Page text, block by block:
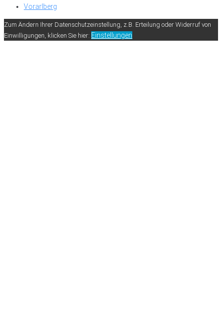
Vorarlberg
Zum Ändern Ihrer Datenschutzeinstellung, z.B. Erteilung oder Widerruf von
Einwilligungen, klicken Sie hier: Einstellungen